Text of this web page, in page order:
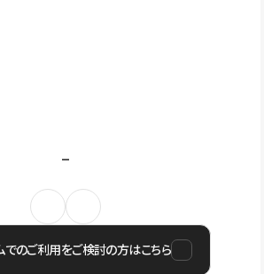
でのご利用をご検討の方はこちら